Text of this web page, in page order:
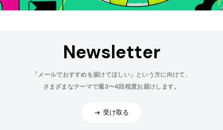
Newsletter
「メールでおすすめを届けてほしい」という方に向けて、
さまざまなテーマで週3〜4回程度お届けします。
受け取る